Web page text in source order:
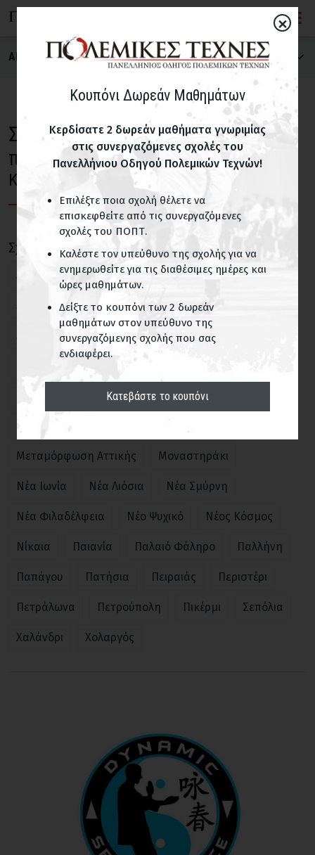
ΑΝΑΖΗΤΗΣΗ ΣΧΟΛΗΣ
ΠΑΙΔΙΚΑ ΤΜΗΜΑΤΑ
Σχολές με παιδικά τμήματα
ΟΝΟΜΑ ΣΧΟΛΗΣ
ΕΥΡΕΣΗ
Σχολές Πολεμικών Τεχνών για
παιδιά
Κουκάκι Αττικής
Σχολές για παιδιά σε περιοχές του Ν. Αττικής
Άγιοι Ανάργυροι Άγιος Δημήτριος
Άγιος Ιωάννης Ρέντη Αθήνα Αιγάλεω
Αμπελόκηποι Ανθούπολη Βάρη
Ιλίσια Κορωπί Κουκάκι
Μεταμόρφωση Αττικής Μοναστηράκι
Νέα Ιωνία Νέα Λιόσια Νέα Σμύρνη
Νέα Φιλαδέλφεια Νέο Ψυχικό Νέος Κόσμος
Νίκαια Παιανία Παλαιό Φάληρο Παλλήνη
Παπάγου Πατήσια Πειραιάς Περιστέρι
Πετράλωνα Πετρούπολη Πικέρμι Σεπόλια
Χαλάνδρι Χολαργός
×
Κουπόνι Δωρεάν Μαθημάτων
Κερδίσατε 2 δωρεάν μαθήματα γνωριμίας
στις συνεργαζόμενες σχολές του
Πανελλήνιου Οδηγού Πολεμικών Τεχνών!
Επιλέξτε ποια σχολή θέλετε να
επισκεφθείτε από τις συνεργαζόμενες
σχολές του ΠΟΠΤ.
Καλέστε τον υπεύθυνο της σχολής για να
ενημερωθείτε για τις διαθέσιμες ημέρες και
ώρες μαθημάτων.
Δείξτε το κουπόνι των 2 δωρεάν
μαθημάτων στον υπεύθυνο της
συνεργαζόμενης σχολής που σας
ενδιαφέρει.
Κατεβάστε το κουπόνι